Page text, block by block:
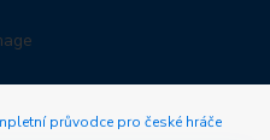
průvodce pro české hráče